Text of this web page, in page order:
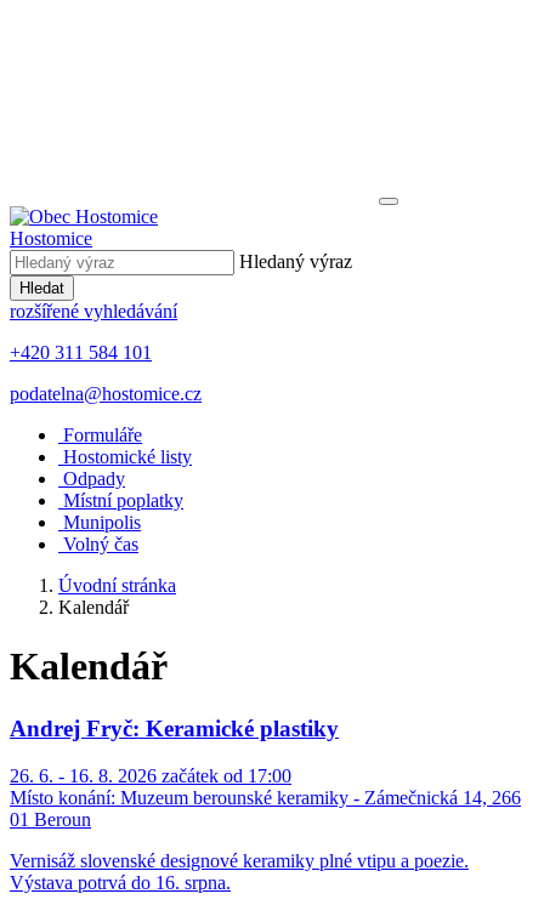
Hostomice
Hledaný výraz
Hledat
rozšířené vyhledávání
+420 311 584 101
podatelna@hostomice.cz
Formuláře
Hostomické listy
Odpady
Místní poplatky
Munipolis
Volný čas
Úvodní stránka
Kalendář
Kalendář
Andrej Fryč: Keramické plastiky
26. 6. - 16. 8. 2026 začátek od 17:00
Místo konání: Muzeum berounské keramiky - Zámečnická 14, 266
01 Beroun
Vernisáž slovenské designové keramiky plné vtipu a poezie.
Výstava potrvá do 16. srpna.